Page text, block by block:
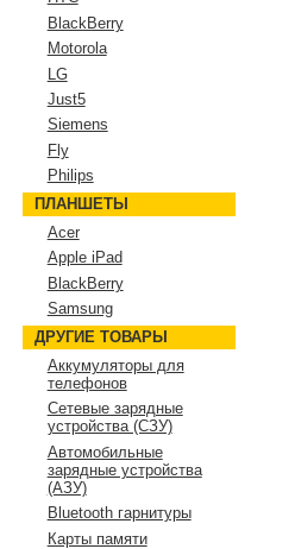
BlackBerry
Motorola
LG
Just5
Siemens
Fly
Philips
ПЛАНШЕТЫ
Acer
Apple iPad
BlackBerry
Samsung
ДРУГИЕ ТОВАРЫ
Аккумуляторы для
телефонов
Сетевые зарядные
устройства (СЗУ)
Автомобильные
зарядные устройства
(АЗУ)
Bluetooth гарнитуры
Карты памяти